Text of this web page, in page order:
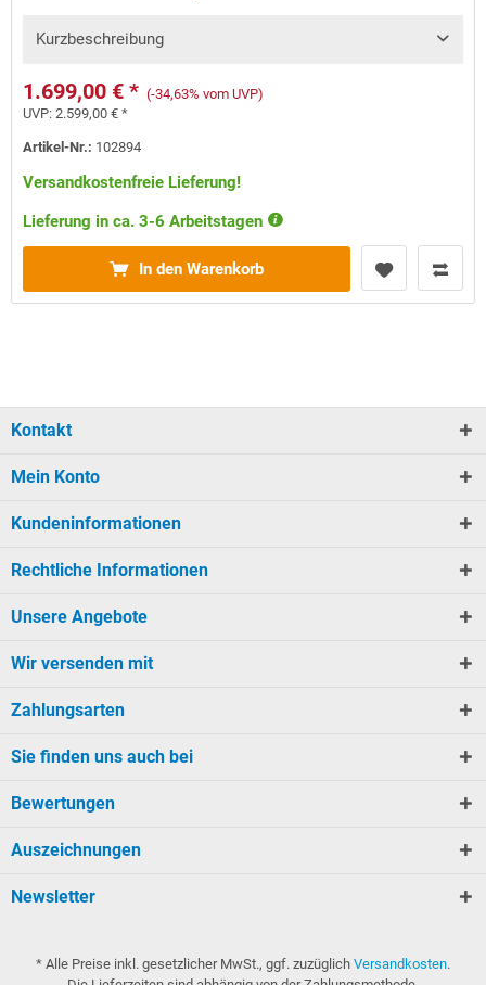
Kurzbeschreibung
1.699,00 € * (-34,63% vom UVP)
UVP:2.599,00 € *
Artikel-Nr.: 102894
Versandkostenfreie Lieferung!
Lieferung in ca. 3-6 Arbeitstagen
In den Warenkorb
Kontakt
Mein Konto
Kundeninformationen
Rechtliche Informationen
Unsere Angebote
Wir versenden mit
Zahlungsarten
Sie finden uns auch bei
Bewertungen
Auszeichnungen
Newsletter
* Alle Preise inkl. gesetzlicher MwSt., ggf. zuzüglich Versandkosten.